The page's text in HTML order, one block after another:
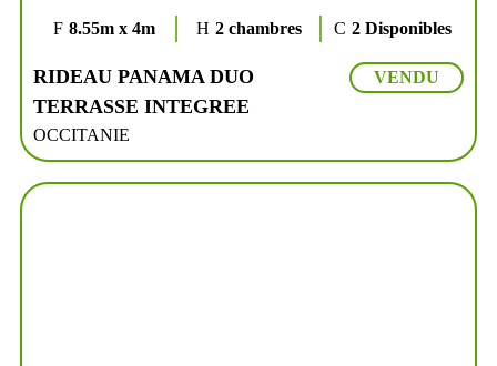
8.55m x 4m 2 chambres 2 Disponibles
RIDEAU PANAMA DUO
TERRASSE INTEGREE
OCCITANIE
VENDU